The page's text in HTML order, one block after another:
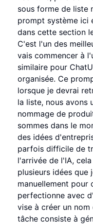
sous forme de liste
prompt système ici
dans cette section
C'est l'un des
vais commencer à
similaire pour
organisée. Ce
lorsque je devrai
la liste, nous avons
nommage de
sommes dans le
des idées
parfois difficile de
l'arrivée de l'IA,
plusieurs idées que
manuellement pour
perfectionne avec
vise à créer un
tâche consiste à